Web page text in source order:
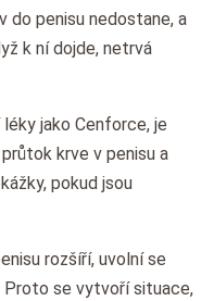
do penisu nedostane, a
k ní dojde, netrvá
jako Cenforce, je
krve v penisu a
pokud jsou
rozšíří, uvolní se
Proto se vytvoří situace,